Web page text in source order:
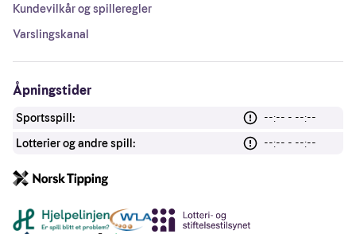
Kundevilkår og spilleregler
Varslingskanal
Åpningstider
Sportsspill:
--:-- - --:--
Lotterier og andre spill:
--:-- - --:--
Andre lenker